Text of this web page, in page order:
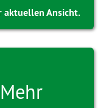
aktuellen Ansicht.
Mehr